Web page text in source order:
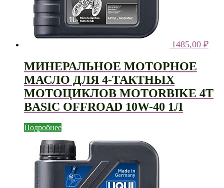
1485,00 ₽
МИНЕРАЛЬНОЕ МОТОРНОЕ
МАСЛО ДЛЯ 4-ТАКТНЫХ
МОТОЦИКЛОВ MOTORBIKE 4T
BASIC OFFROAD 10W-40 1Л
Подробнее